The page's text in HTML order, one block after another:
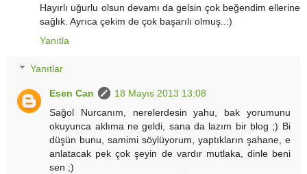
Hayırlı uğurlu olsun devamı da gelsin çok beğendim ellerine
sağlık. Ayrıca çekim de çok başarılı olmuş..:)
Yanıtla
Yanıtlar
Esen Can
18 Mayıs 2013 13:08
Sağol Nurcanım, nerelerdesin yahu, bak yorumunu
okuyunca aklıma ne geldi, sana da lazım bir blog ;) Bi
düşün bunu, samimi söylüyorum, yaptıkların şahane, e
anlatacak pek çok şeyin de vardır mutlaka, dinle beni
sen ;)